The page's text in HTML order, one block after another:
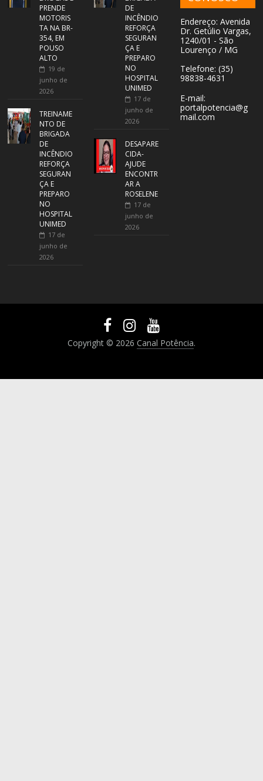
PRENDE
MOTORIS
TA NA BR-
354, EM
POUSO
ALTO
19 de
junho de
2026
TREINAME
NTO DE
BRIGADA
DE
INCÊNDIO
REFORÇA
SEGURAN
ÇA E
PREPARO
NO
HOSPITAL
UNIMED
17 de
junho de
2026
DE
INCÊNDIO
REFORÇA
SEGURAN
ÇA E
PREPARO
NO
HOSPITAL
UNIMED
17 de
junho de
2026
DESAPARE
CIDA-
AJUDE
ENCONTR
AR A
ROSELENE
17 de
junho de
2026
Endereço: Avenida
Dr. Getúlio Vargas,
1240/01 - São
Lourenço / MG
Telefone: (35)
98838-4631
E-mail:
portalpotencia@g
mail.com
Copyright © 2026 Canal Potência.